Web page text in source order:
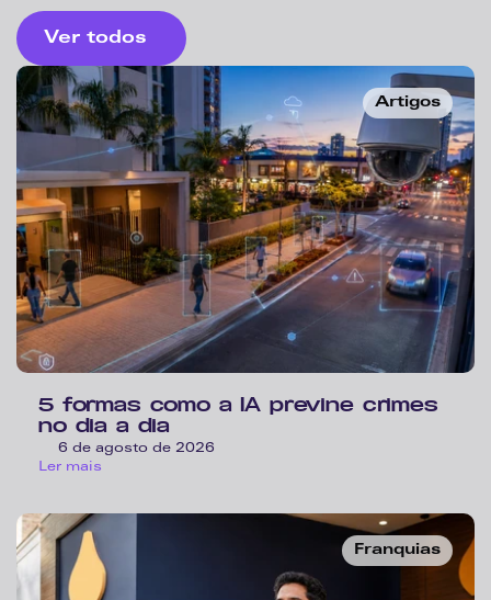
Ver todos
Artigos
5 formas como a IA previne crimes
no dia a dia
6 de agosto de 2026
Ler mais
Franquias